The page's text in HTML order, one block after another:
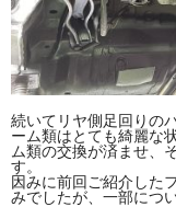
続いてリヤ側足回りの
ーム類はとても綺麗な
ム類の交換が済ませ、
す。
因みに前回ご紹介した
みでしたが、一部につ